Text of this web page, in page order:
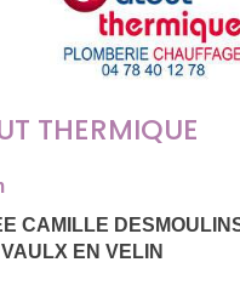
THERMIQUE
CAMILLE
VAULX EN VELIN